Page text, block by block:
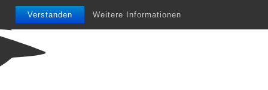
Verstanden Weitere Informationen